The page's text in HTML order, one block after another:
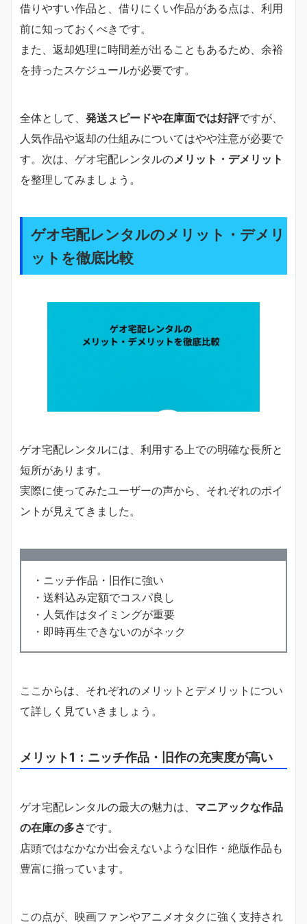
借りやすい作品と、借りにくい作品がある点は、利用
前に知っておくべきです。
また、返却処理に時間差が出ることもあるため、余裕
を持ったスケジュールが必要です。
全体として、 発送スピードや在庫面では好評ですが、
人気作品や返却の仕組みについてはやや注意が必要で
す。次は、ゲオ宅配レンタルのメリット・デメリット
を整理してみましょう。
ゲオ宅配レンタルのメリット・デメリ
ットを徹底比較
ゲオ宅配レンタルには、利用する上での明確な長所と
短所があります。
実際に使ってみたユーザーの声から、それぞれのポイ
ントが見えてきました。
・ニッチ作品・旧作に強い
・送料込み定額でコスパ良し
・人気作はタイミングが重要
・即時再生できないのがネック
ここからは、それぞれのメリットとデメリットについ
て詳しく見ていきましょう。
メリット1：ニッチ作品・旧作の充実度が高い
ゲオ宅配レンタルの最大の魅力は、 マニアックな作品
の在庫の多さです。
店頭ではなかなか出会えないような旧作・絶版作品も
豊富に揃っています。
この点が、映画ファンやアニメオタクに強く支持され